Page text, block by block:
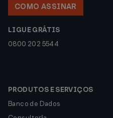
COMO ASSINAR
LIGUE GRÁTIS
0800 202 5544
PRODUTOS E SERVIÇOS
Banco de Dados